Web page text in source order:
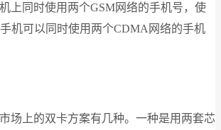
上同时使用两个GSM网络的手机号，使
机可以同时使用两个CDMA网络的手机
场上的双卡方案有几种。一种是用两套芯